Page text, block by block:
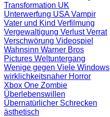
Transformation UK
Unterwerfung USAVampir
Vater und Kind Verfilmung
Vergewaltigung VerlustVerrat
Verschwörung Videospiel
Wahnsinn Warner Bros
Pictures Weltuntergang
Wenige gegen Viele Windows
wirklichkeitsnaher Horror
Xbox One Zombie
Überlebenswillen
Übernatürlicher Schrecken
ästhetisch